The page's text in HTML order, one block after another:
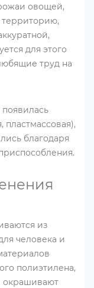
овощей,
территорию,
для этого
труд на
пластмассовая),
благодаря
из
человека и
полиэтилена,
окрашивают